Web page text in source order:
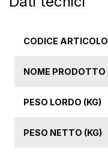
CODICE ARTICOLO
NOME PRODOTTO
PESO LORDO (KG)
PESO NETTO (KG)